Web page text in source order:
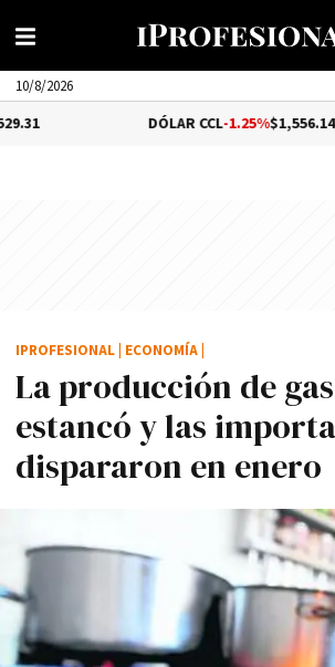
10/8/2026
-1.25%$1,556.14
La producción de
estancó y las
dispararon en enero
IPROFESIONAL ECONOMÍA